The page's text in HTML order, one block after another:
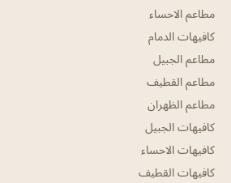
مطاعم الاحساء
كافيهات الدمام
مطاعم الجبيل
مطاعم القطيف
مطاعم الظهران
كافيهات الجبيل
كافيهات الاحساء
كافيهات القطيف